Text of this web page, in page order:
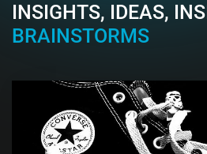
INSIGHTS, IDEAS,
BRAINSTORMS